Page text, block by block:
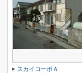
スカイコーポＡ